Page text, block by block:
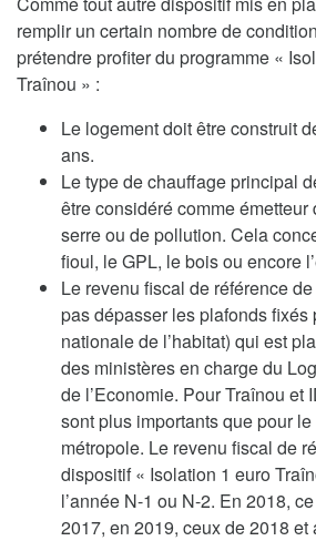
remplir un certain nombre de
prétendre profiter du programme «
Traînou » :
Le logement doit être construit
ans.
Le type de chauffage principal
être considéré comme émetteur
serre ou de pollution. Cela
fioul, le GPL, le bois ou encore
Le revenu fiscal de référence
pas dépasser les plafonds fixés
nationale de l’habitat) qui est
des ministères en charge du
de l’Economie. Pour Traînou et
sont plus importants que pour
métropole. Le revenu fiscal de
dispositif « Isolation 1 euro
l’année N-1 ou N-2. En 2018,
2017, en 2019, ceux de 2018 et